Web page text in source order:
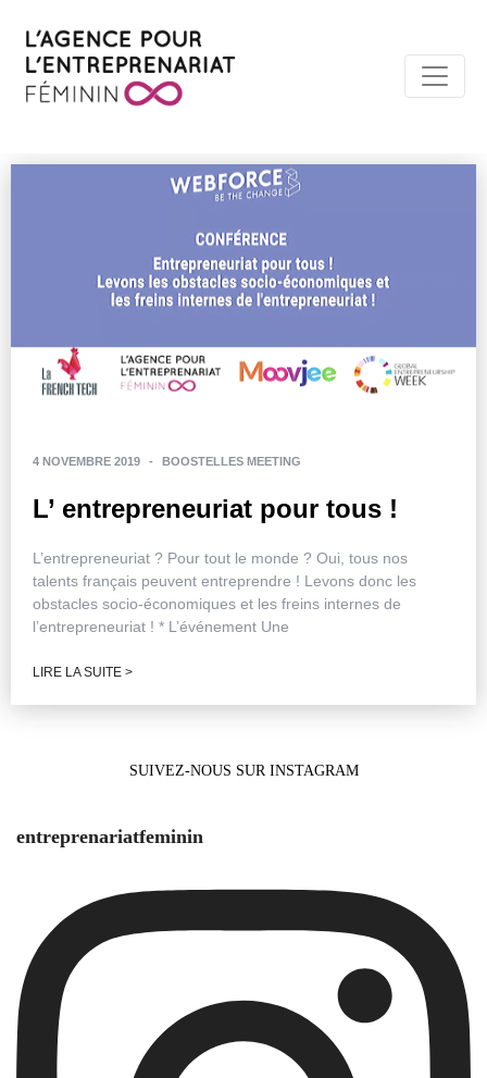
4 NOVEMBRE 2019 - BOOSTELLES MEETING
L’ entrepreneuriat pour tous !
L’entrepreneuriat ? Pour tout le monde ? Oui, tous nos
talents français peuvent entreprendre ! Levons donc les
obstacles socio-économiques et les freins internes de
l’entrepreneuriat ! * L’événement Une
LIRE LA SUITE >
SUIVEZ-NOUS SUR INSTAGRAM
entreprenariatfeminin